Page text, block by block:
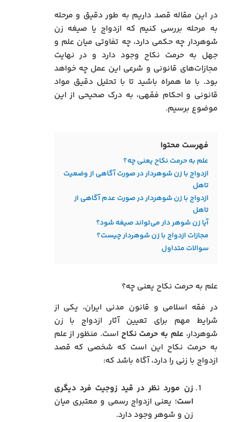
در این مقاله قصد داریم به طور دقیق و مرحله
به مرحله بررسی کنیم که ازدواج یا صیغه زن
شوهردار چه حکمی دارد، چه تفاوتی میان علم و
جهل به حرمت نکاح وجود دارد و در نهایت
مجازات‌های قانونی و شرعی این عمل چه خواهد
بود. با ما همراه باشید تا با تحلیل دقیق مواد
قانونی و احکام فقهی، به درک صحیحی از این
موضوع برسیم.
فهرست محتوا
علم به حرمت نکاح یعنی چه؟
ازدواج با زن شوهردار در صورت آگاهی از وضعیت
تاهل
ازدواج با زن شوهردار در صورت عدم آگاهی از
تاهل
آیا زن شوهر دار می‌تواند صیغه شود؟
مجازات ازدواج با زن شوهردار چیست؟
سوالات متداول
علم به حرمت نکاح یعنی چه؟
در فقه اسلامی و قانون مدنی ایران، یکی از
شرایط مهم برای تعیین آثار ازدواج با زن
شوهردار،علم به حرمت نکاح است. منظور از علم
به حرمت نکاح این است که شخصی که قصد
ازدواج با زنی را دارد، آگاه باشد که:
زن مورد نظر در قید زوجیت فرد دیگری
است؛ یعنی ازدواج رسمی و معتبری میان
زن و شوهر وجود دارد.